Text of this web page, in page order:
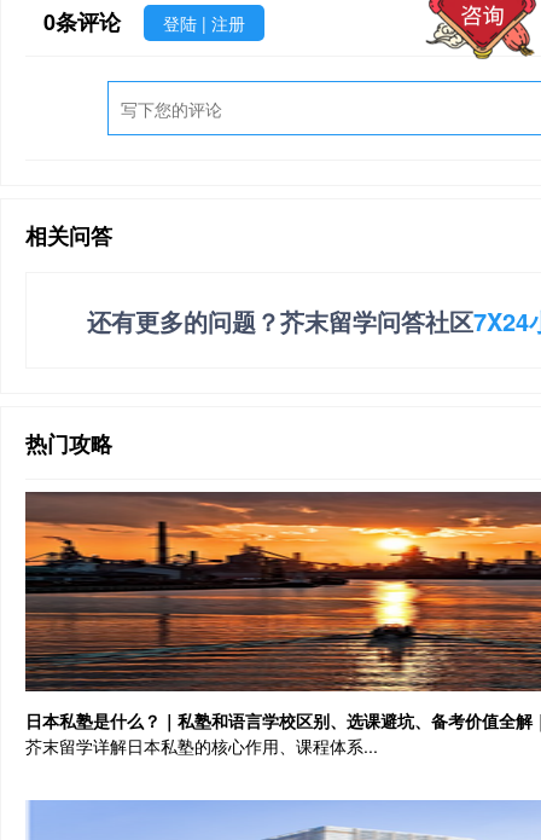
0条评论 登陆 | 注册
相关问答
还有更多的问题？芥末留学问答社区7X24
热门攻略
日本私塾是什么？｜私塾和语言学校区别、选课避坑、备考价值全解
芥末留学详解日本私塾的核心作用、课程体系...